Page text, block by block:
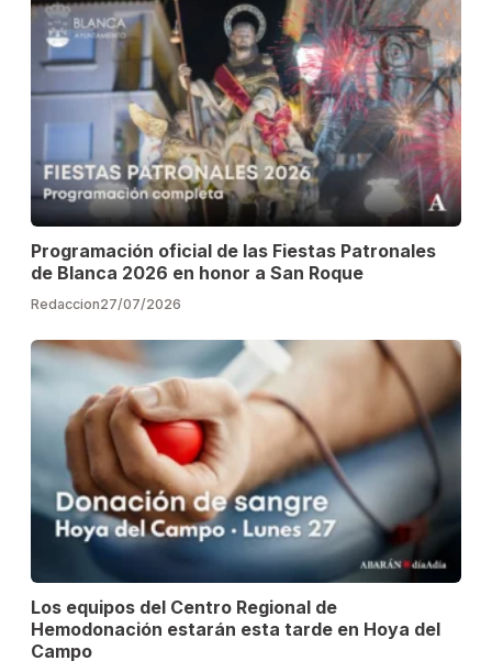
Programación oficial de las Fiestas Patronales
de Blanca 2026 en honor a San Roque
Redaccion27/07/2026
Los equipos del Centro Regional de
Hemodonación estarán esta tarde en Hoya del
Campo